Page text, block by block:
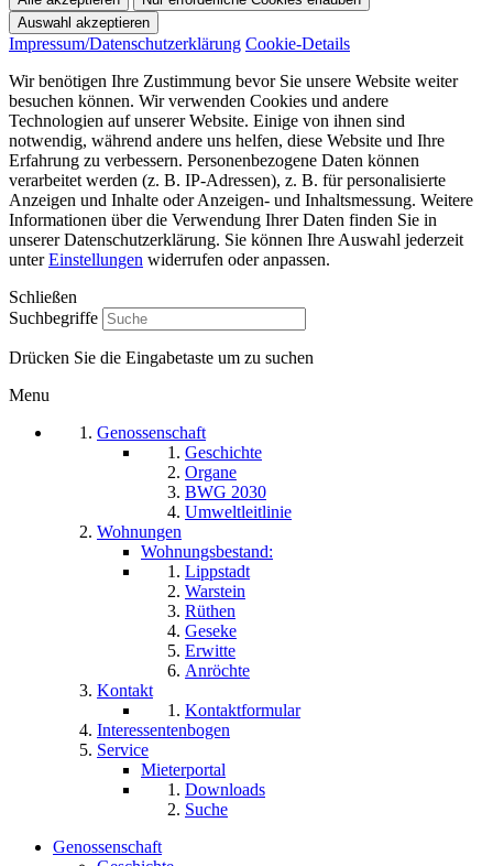
Impressum/Datenschutzerklärung Cookie-Details
Wir benötigen Ihre Zustimmung bevor Sie unsere Website weiter
besuchen können. Wir verwenden Cookies und andere
Technologien auf unserer Website. Einige von ihnen sind
notwendig, während andere uns helfen, diese Website und Ihre
Erfahrung zu verbessern. Personenbezogene Daten können
verarbeitet werden (z. B. IP-Adressen), z. B. für personalisierte
Anzeigen und Inhalte oder Anzeigen- und Inhaltsmessung. Weitere
Informationen über die Verwendung Ihrer Daten finden Sie in
unserer Datenschutzerklärung. Sie können Ihre Auswahl jederzeit
unterEinstellungen widerrufen oder anpassen.
Schließen
Suchbegriffe
Drücken Sie die Eingabetaste um zu suchen
Menu
Genossenschaft
Geschichte
Organe
BWG 2030
Umweltleitlinie
Wohnungen
Wohnungsbestand:
Lippstadt
Warstein
Rüthen
Geseke
Erwitte
Anröchte
Kontakt
Kontaktformular
Interessentenbogen
Service
Mieterportal
Downloads
Suche
Genossenschaft